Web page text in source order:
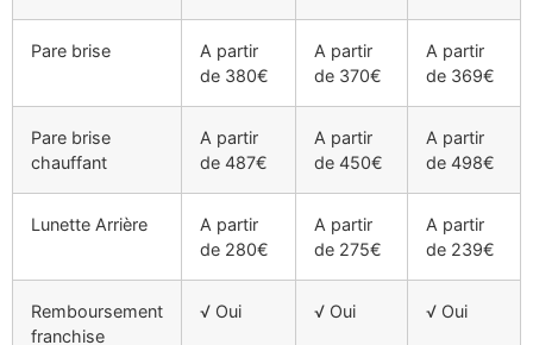
Pare brise
A partir
de 380€
A partir
de 370€
A partir
de 369€
Pare brise
chauffant
A partir
de 487€
A partir
de 450€
A partir
de 498€
Lunette Arrière
A partir
de 280€
A partir
de 275€
A partir
de 239€
Remboursement
franchise
√ Oui √ Oui √ Oui